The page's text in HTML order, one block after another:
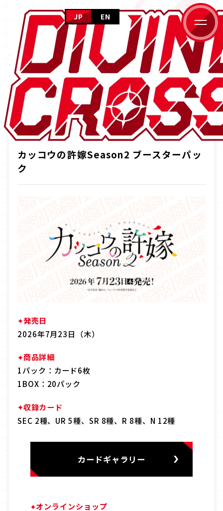
JP EN
HOME
ホーム
NEWS
ニュース
PRODUCTS
商品情報
CARD GALLERY
カードギャラリー
EVENT
イベント
HOW TO PLAY
遊び方
FOR BEGINNERS
OFFICIAL
JP EN
PRODUCTS
商品情報
HOME 商品情報 カッコウの許嫁Season2 ブースターパック
カッコウの許嫁Season2 ブースターパッ
ク
発売日
2026年7月23日（木）
商品詳細
1パック：カード6枚
1BOX：20パック
収録カード
SEC 2種、UR 5種、SR 8種、R 8種、N 12種
カードギャラリー
オンラインショップ